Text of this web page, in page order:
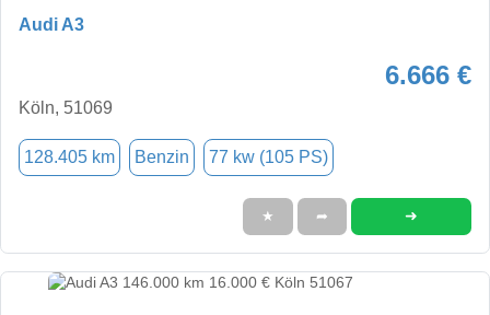
Audi A3
6.666 €
Köln, 51069
128.405 km Benzin 77 kw (105 PS)
★ ➦ ➜